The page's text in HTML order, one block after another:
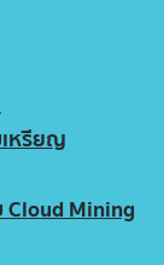
เหรียญ
Cloud Mining